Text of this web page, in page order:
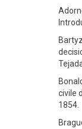
civile
1854.